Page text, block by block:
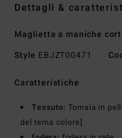
Dettagli &
Maglietta a maniche
Style EBJZT00471
Caratteristiche
Tessuto: Tomaia in
del tema colore]